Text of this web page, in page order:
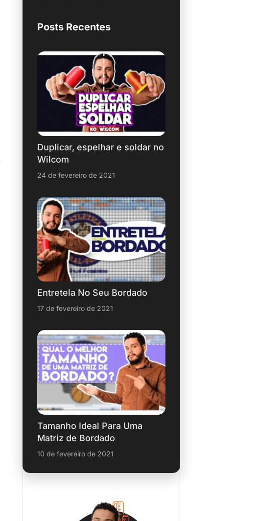
Posts Recentes
Duplicar, espelhar e soldar no
Wilcom
24 de fevereiro de 2021
Entretela No Seu Bordado
17 de fevereiro de 2021
Tamanho Ideal Para Uma
Matriz de Bordado
10 de fevereiro de 2021